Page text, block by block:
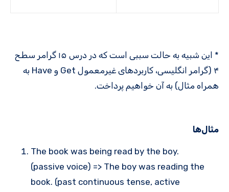
* این شبیه به حالت سببی است که در درس ۱۵ گرامر سطح
۴ (گرامر انگلیسی، کاربردهای غیرمعمول Get و Have به
همراه مثال) به آن خواهیم پرداخت.
مثال‌ها
The book was being read by the boy.
(passive voice) => The boy was reading the
book. (past continuous tense, active